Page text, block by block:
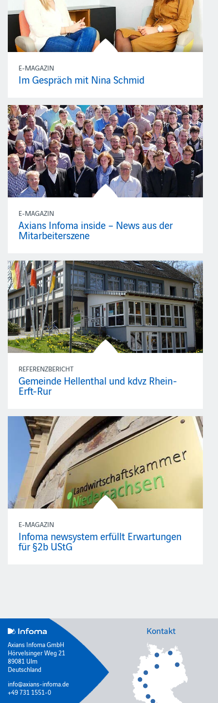
E-MAGAZIN
Im Gespräch mit Nina Schmid
E-MAGAZIN
Axians Infoma inside – News aus der
Mitarbeiterszene
REFERENZBERICHT
Gemeinde Hellenthal und kdvz Rhein-
Erft-Rur
E-MAGAZIN
Infoma newsystem erfüllt Erwartungen
für §2b UStG
Axians Infoma GmbH
Hörvelsinger Weg 21
89081 Ulm
Deutschland
info@axians-infoma.de
+49 731 1551-0
Kontakt